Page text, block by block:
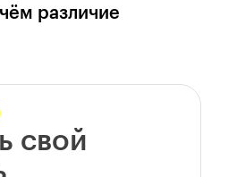
различие
свой